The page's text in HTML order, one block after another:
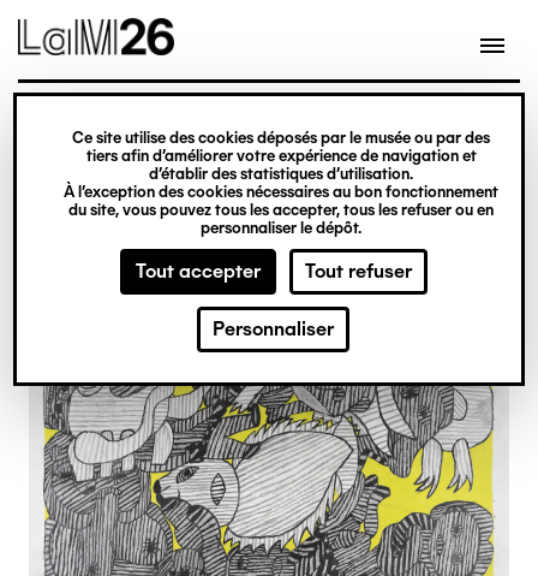
Gestion des cookies
Ce site utilise des cookies déposés par le musée ou par des
tiers afin d’améliorer votre expérience de navigation et
d’établir des statistiques d’utilisation.
À l’exception des cookies nécessaires au bon fonctionnement
du site, vous pouvez tous les accepter, tous les refuser ou en
personnaliser le dépôt.
Tout accepter Tout refuser
Personnaliser
contenu